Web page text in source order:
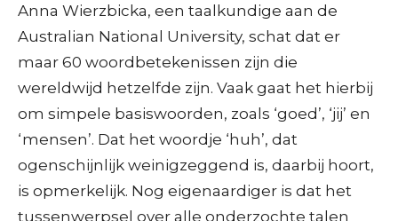
Anna Wierzbicka, een taalkundige aan de
Australian National University, schat dat er
maar 60 woordbetekenissen zijn die
wereldwijd hetzelfde zijn. Vaak gaat het hierbij
om simpele basiswoorden, zoals ‘goed’, ‘jij’ en
‘mensen’. Dat het woordje ‘huh’, dat
ogenschijnlijk weinigzeggend is, daarbij hoort,
is opmerkelijk. Nog eigenaardiger is dat het
tussenwerpsel over alle onderzochte talen